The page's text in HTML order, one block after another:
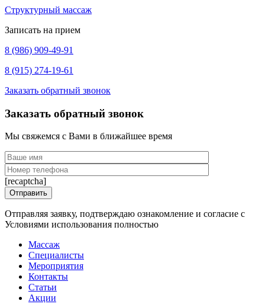
Структурный массаж
Записать на прием
8 (986) 909-49-91
8 (915) 274-19-61
Заказать обратный звонок
Заказать обратный звонок
Мы свяжемся с Вами в ближайшее время
[recaptcha]
Отправляя заявку, подтверждаю ознакомление и согласие с
Условиями использования полностью
Массаж
Специалисты
Мероприятия
Контакты
Статьи
Акции